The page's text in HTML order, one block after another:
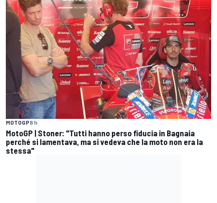
MOTOGP8 h
MotoGP | Stoner: "Tutti hanno perso fiducia in Bagnaia
perché si lamentava, ma si vedeva che la moto non era la
stessa"